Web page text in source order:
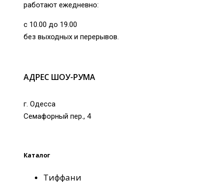
работают ежедневно:
с 10.00 до 19.00
без выходных и перерывов.
АДРЕС ШОУ-РУМА
г. Одесса
Семафорный пер., 4
Каталог
Тиффани